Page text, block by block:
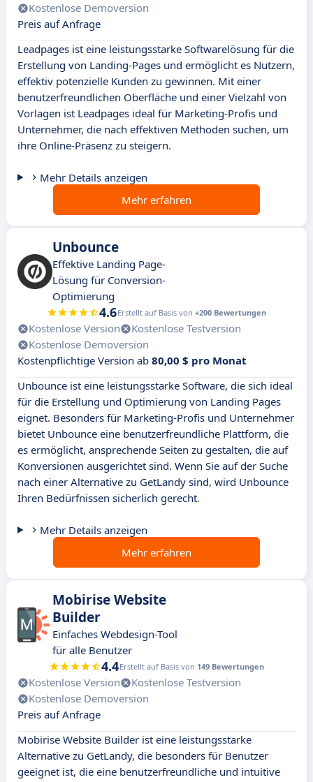
Kostenlose Demoversion
Preis auf Anfrage
Leadpages ist eine leistungsstarke Softwarelösung für die
Erstellung von Landing-Pages und ermöglicht es Nutzern,
effektiv potenzielle Kunden zu gewinnen. Mit einer
benutzerfreundlichen Oberfläche und einer Vielzahl von
Vorlagen ist Leadpages ideal für Marketing-Profis und
Unternehmer, die nach effektiven Methoden suchen, um
ihre Online-Präsenz zu steigern.
Mehr Details anzeigen
Mehr erfahren
Unbounce
Effektive Landing Page-
Lösung für Conversion-
Optimierung
4.6Erstellt auf Basis von +200 Bewertungen
Kostenlose Version
Kostenlose Testversion
Kostenlose Demoversion
Kostenpflichtige Version ab 80,00 $ pro Monat
Unbounce ist eine leistungsstarke Software, die sich ideal
für die Erstellung und Optimierung von Landing Pages
eignet. Besonders für Marketing-Profis und Unternehmer
bietet Unbounce eine benutzerfreundliche Plattform, die
es ermöglicht, ansprechende Seiten zu gestalten, die auf
Konversionen ausgerichtet sind. Wenn Sie auf der Suche
nach einer Alternative zu GetLandy sind, wird Unbounce
Ihren Bedürfnissen sicherlich gerecht.
Mehr Details anzeigen
Mehr erfahren
Mobirise Website
Builder
Einfaches Webdesign-Tool
für alle Benutzer
4.4Erstellt auf Basis von 149 Bewertungen
Kostenlose Version
Kostenlose Testversion
Kostenlose Demoversion
Preis auf Anfrage
Mobirise Website Builder ist eine leistungsstarke
Alternative zu GetLandy, die besonders für Benutzer
geeignet ist, die eine benutzerfreundliche und intuitive